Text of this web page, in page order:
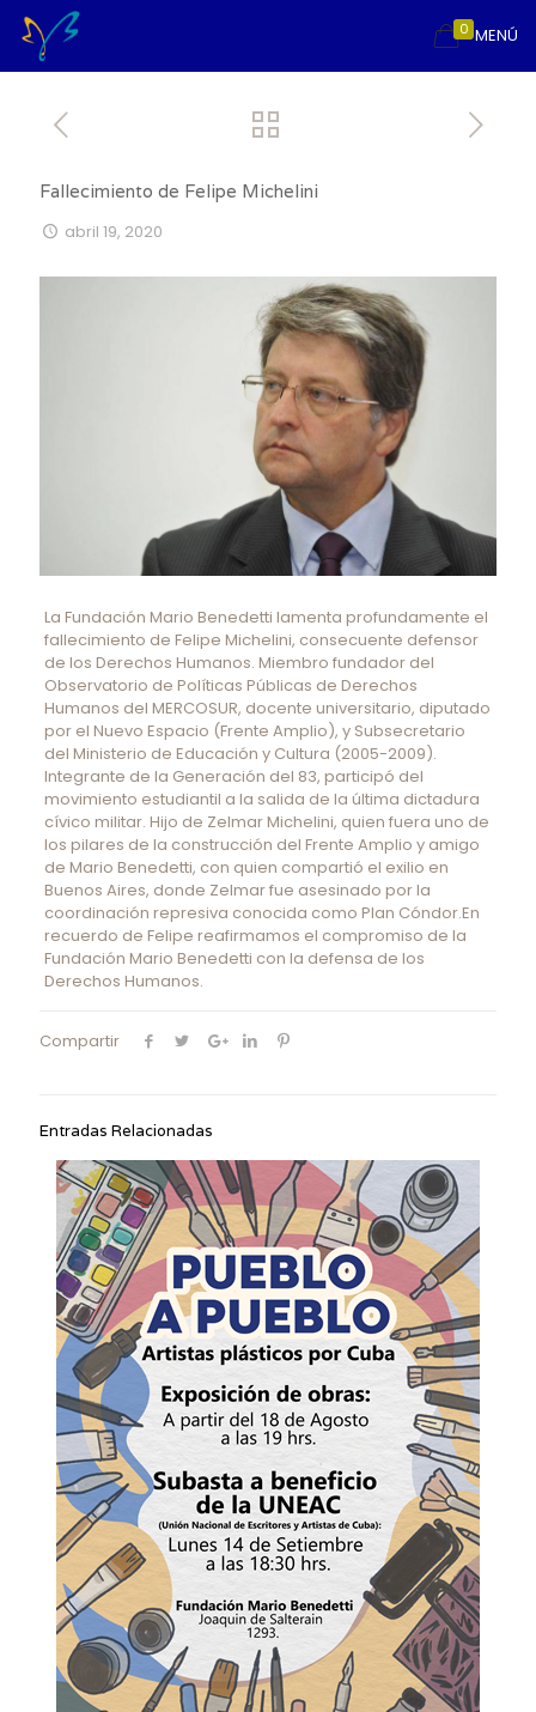
MENÚ
0
Fallecimiento de Felipe Michelini
abril 19, 2020
La Fundación Mario Benedetti lamenta profundamente el
fallecimiento de Felipe Michelini, consecuente defensor
de los Derechos Humanos. Miembro fundador del
Observatorio de Políticas Públicas de Derechos
Humanos del MERCOSUR, docente universitario, diputado
por el Nuevo Espacio (Frente Amplio), y Subsecretario
del Ministerio de Educación y Cultura (2005-2009).
Integrante de la Generación del 83, participó del
movimiento estudiantil a la salida de la última dictadura
cívico militar. Hijo de Zelmar Michelini, quien fuera uno de
los pilares de la construcción del Frente Amplio y amigo
de Mario Benedetti, con quien compartió el exilio en
Buenos Aires, donde Zelmar fue asesinado por la
coordinación represiva conocida como Plan Cóndor.En
recuerdo de Felipe reafirmamos el compromiso de la
Fundación Mario Benedetti con la defensa de los
Derechos Humanos.
Compartir
Entradas Relacionadas